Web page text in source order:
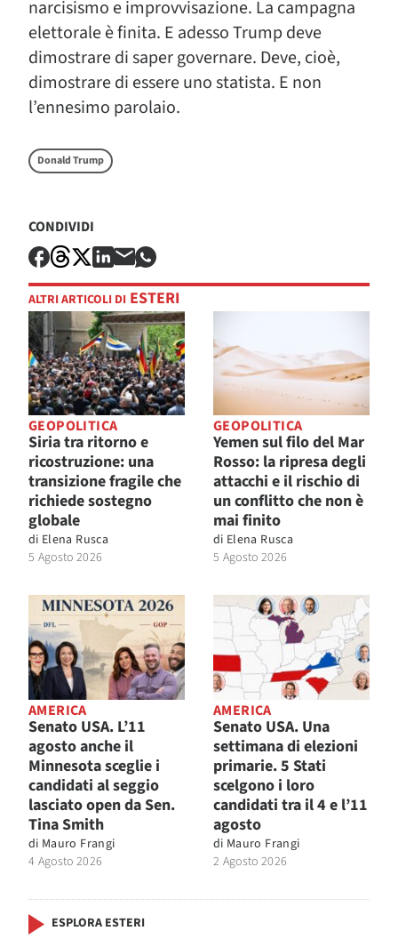
narcisismo e improvvisazione. La campagna
elettorale è finita. E adesso Trump deve
dimostrare di saper governare. Deve, cioè,
dimostrare di essere uno statista. E non
l’ennesimo parolaio.
Donald Trump
CONDIVIDI
ALTRI ARTICOLI DI ESTERI
GEOPOLITICA
Siria tra ritorno e
ricostruzione: una
transizione fragile che
richiede sostegno
globale
di Elena Rusca
5 Agosto 2026
GEOPOLITICA
Yemen sul filo del Mar
Rosso: la ripresa degli
attacchi e il rischio di
un conflitto che non è
mai finito
di Elena Rusca
5 Agosto 2026
AMERICA
Senato USA. L’11
agosto anche il
Minnesota sceglie i
candidati al seggio
lasciato open da Sen.
Tina Smith
di Mauro Frangi
4 Agosto 2026
AMERICA
Senato USA. Una
settimana di elezioni
primarie. 5 Stati
scelgono i loro
candidati tra il 4 e l’11
agosto
di Mauro Frangi
2 Agosto 2026
ESPLORA ESTERI